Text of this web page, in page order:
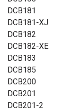
DCB181
DCB181-XJ
DCB182
DCB182-XE
DCB183
DCB185
DCB200
DCB201
DCB201-2